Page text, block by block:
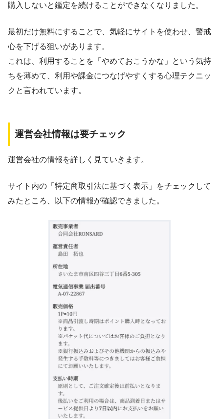
購入しないと鑑定を続けることができなくなりました。
最初だけ無料にすることで、気軽にサイトを使わせ、警戒
心を下げる狙いがあります。
これは、利用することを「やめておこうかな」という気持
ちを薄めて、利用や課金につなげやすくする心理テクニッ
クと言われています。
運営会社情報は要チェック
運営会社の情報を詳しく見ていきます。
サイト内の「特定商取引法に基づく表示」をチェックして
みたところ、以下の情報が確認できました。